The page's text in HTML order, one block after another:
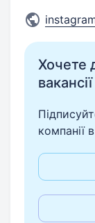
Хочете
компанії